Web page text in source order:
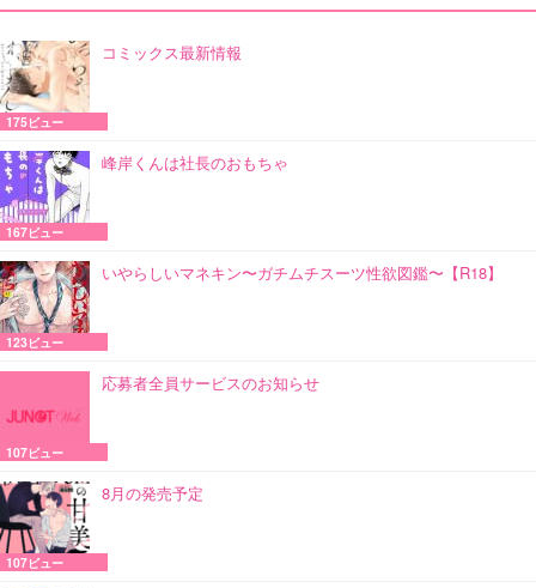
コミックス最新情報
175ビュー
峰岸くんは社長のおもちゃ
167ビュー
いやらしいマネキン〜ガチムチスーツ性欲図鑑〜【R18】
123ビュー
応募者全員サービスのお知らせ
107ビュー
8月の発売予定
107ビュー